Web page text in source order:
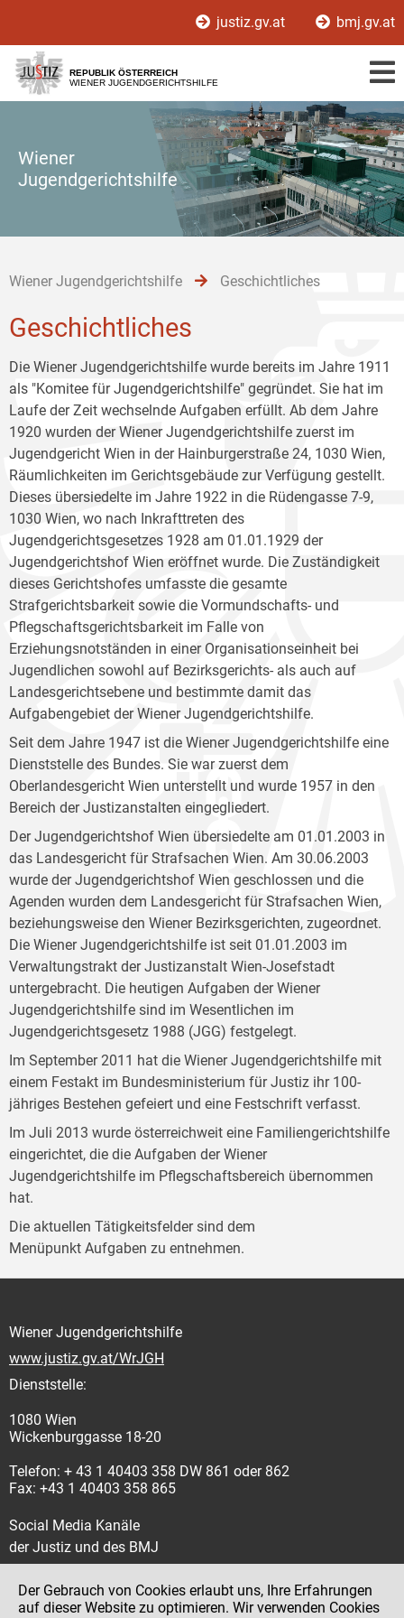
[1]
[2]
[3]
justiz.gv.at bmj.gv.at
REPUBLIK ÖSTERREICH
WIENER JUGENDGERICHTSHILFE
Wiener
Jugendgerichtshilfe
Wiener Jugendgerichtshilfe Geschichtliches
Geschichtliches
Die Wiener Jugendgerichtshilfe wurde bereits im Jahre 1911
als "Komitee für Jugendgerichtshilfe" gegründet. Sie hat im
Laufe der Zeit wechselnde Aufgaben erfüllt. Ab dem Jahre
1920 wurden der Wiener Jugendgerichtshilfe zuerst im
Jugendgericht Wien in der Hainburgerstraße 24, 1030 Wien,
Räumlichkeiten im Gerichtsgebäude zur Verfügung gestellt.
Dieses übersiedelte im Jahre 1922 in die Rüdengasse 7-9,
1030 Wien, wo nach Inkrafttreten des
Jugendgerichtsgesetzes 1928 am 01.01.1929 der
Jugendgerichtshof Wien eröffnet wurde. Die Zuständigkeit
dieses Gerichtshofes umfasste die gesamte
Strafgerichtsbarkeit sowie die Vormundschafts- und
Pflegschaftsgerichtsbarkeit im Falle von
Erziehungsnotständen in einer Organisationseinheit bei
Jugendlichen sowohl auf Bezirksgerichts- als auch auf
Landesgerichtsebene und bestimmte damit das
Aufgabengebiet der Wiener Jugendgerichtshilfe.
Seit dem Jahre 1947 ist die Wiener Jugendgerichtshilfe eine
Dienststelle des Bundes. Sie war zuerst dem
Oberlandesgericht Wien unterstellt und wurde 1957 in den
Bereich der Justizanstalten eingegliedert.
Der Jugendgerichtshof Wien übersiedelte am 01.01.2003 in
das Landesgericht für Strafsachen Wien. Am 30.06.2003
wurde der Jugendgerichtshof Wien geschlossen und die
Agenden wurden dem Landesgericht für Strafsachen Wien,
beziehungsweise den Wiener Bezirksgerichten, zugeordnet.
Die Wiener Jugendgerichtshilfe ist seit 01.01.2003 im
Verwaltungstrakt der Justizanstalt Wien-Josefstadt
untergebracht. Die heutigen Aufgaben der Wiener
Jugendgerichtshilfe sind im Wesentlichen im
Jugendgerichtsgesetz 1988 (JGG) festgelegt.
Im September 2011 hat die Wiener Jugendgerichtshilfe mit
einem Festakt im Bundesministerium für Justiz ihr 100-
jähriges Bestehen gefeiert und eine Festschrift verfasst.
Im Juli 2013 wurde österreichweit eine Familiengerichtshilfe
eingerichtet, die die Aufgaben der Wiener
Jugendgerichtshilfe im Pflegschaftsbereich übernommen
hat.
Die aktuellen Tätigkeitsfelder sind dem
Menüpunkt Aufgaben zu entnehmen.
Wiener Jugendgerichtshilfe
www.justiz.gv.at/WrJGH
Dienststelle:
1080 Wien
Wickenburggasse 18-20
Telefon: + 43 1 40403 358 DW 861 oder 862
Fax: +43 1 40403 358 865
Social Media Kanäle
der Justiz und des BMJ
Der Gebrauch von Cookies erlaubt uns, Ihre Erfahrungen
auf dieser Website zu optimieren. Wir verwenden Cookies